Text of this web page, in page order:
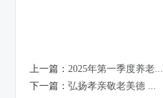
上一篇： 2025年第一季度养老...
下一篇：弘扬孝亲敬老美德 ...